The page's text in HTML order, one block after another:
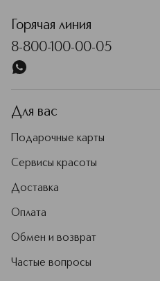
Горячая линия
8-800-100-00-05
Для вас
Подарочные карты
Сервисы красоты
Доставка
Оплата
Обмен и возврат
Частые вопросы